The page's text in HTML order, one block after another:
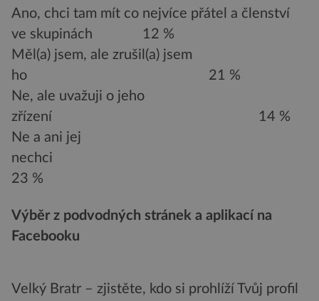
Ano, chci tam mít co nejvíce přátel a členství
ve skupinách 12 %
Měl(a) jsem, ale zrušil(a) jsem
ho 21 %
Ne, ale uvažuji o jeho
zřízení 14 %
Ne a ani jej
nechci
23 %
Výběr z podvodných stránek a aplikací na
Facebooku
Velký Bratr – zjistěte, kdo si prohlíží Tvůj profil